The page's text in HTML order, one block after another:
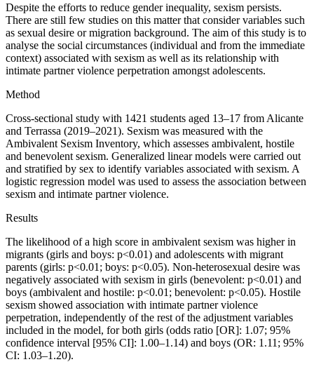
Despite the efforts to reduce gender inequality, sexism persists.
There are still few studies on this matter that consider variables such
as sexual desire or migration background. The aim of this study is to
analyse the social circumstances (individual and from the immediate
context) associated with sexism as well as its relationship with
intimate partner violence perpetration amongst adolescents.
Method
Cross-sectional study with 1421 students aged 13–17 from Alicante
and Terrassa (2019–2021). Sexism was measured with the
Ambivalent Sexism Inventory, which assesses ambivalent, hostile
and benevolent sexism. Generalized linear models were carried out
and stratified by sex to identify variables associated with sexism. A
logistic regression model was used to assess the association between
sexism and intimate partner violence.
Results
The likelihood of a high score in ambivalent sexism was higher in
migrants (girls and boys: p<0.01) and adolescents with migrant
parents (girls: p<0.01; boys: p<0.05). Non-heterosexual desire was
negatively associated with sexism in girls (benevolent: p<0.01) and
boys (ambivalent and hostile: p<0.01; benevolent: p<0.05). Hostile
sexism showed association with intimate partner violence
perpetration, independently of the rest of the adjustment variables
included in the model, for both girls (odds ratio [OR]: 1.07; 95%
confidence interval [95% CI]: 1.00–1.14) and boys (OR: 1.11; 95%
CI: 1.03–1.20).